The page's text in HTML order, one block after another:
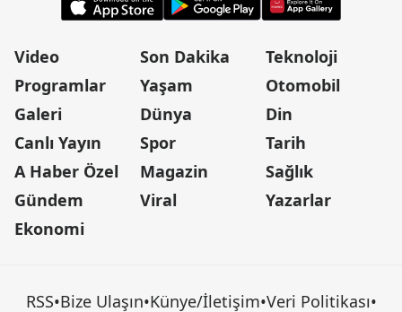
Video
Programlar
Galeri
Canlı Yayın
A Haber Özel
Gündem
Ekonomi
Son Dakika
Yaşam
Dünya
Spor
Magazin
Viral
Teknoloji
Otomobil
Din
Tarih
Sağlık
Yazarlar
RSS•Bize Ulaşın•Künye/İletişim•Veri Politikası•